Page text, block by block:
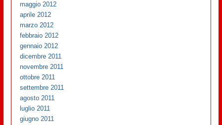
maggio 2012
aprile 2012
marzo 2012
febbraio 2012
gennaio 2012
dicembre 2011
novembre 2011
ottobre 2011
settembre 2011
agosto 2011
luglio 2011
giugno 2011